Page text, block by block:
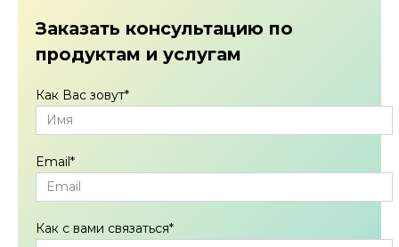
Заказать консультацию по
продуктам и услугам
Как Вас зовут*
Email*
Как с вами связаться*